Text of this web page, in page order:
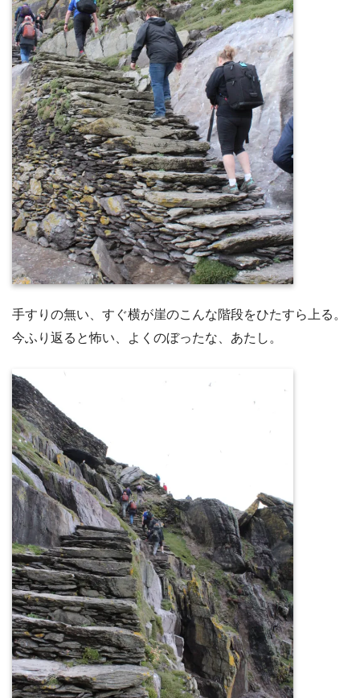
手すりの無い、すぐ横が崖のこんな階段をひたすら上る。
今ふり返ると怖い、よくのぼったな、あたし。